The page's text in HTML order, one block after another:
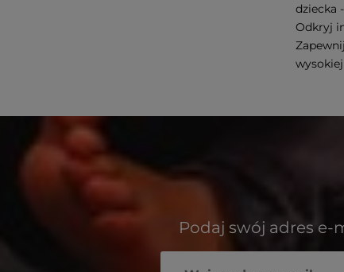
dziecka
Odkryj
Podaj swój adres e-